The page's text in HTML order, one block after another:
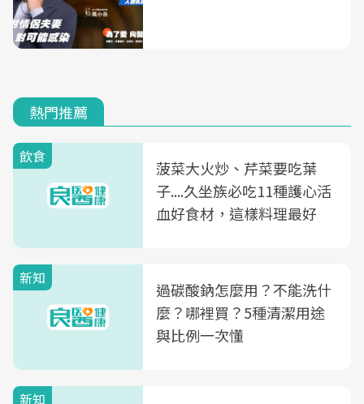
熱門推薦
飲食
菠菜大火炒、芹菜要吃葉
子....久坐族必吃11種護心活
血好食材，這樣料理最好
新知
過碳酸鈉怎麼用？不能洗什
麼？哪裡買？5種清潔用途
與比例一次懂
新知